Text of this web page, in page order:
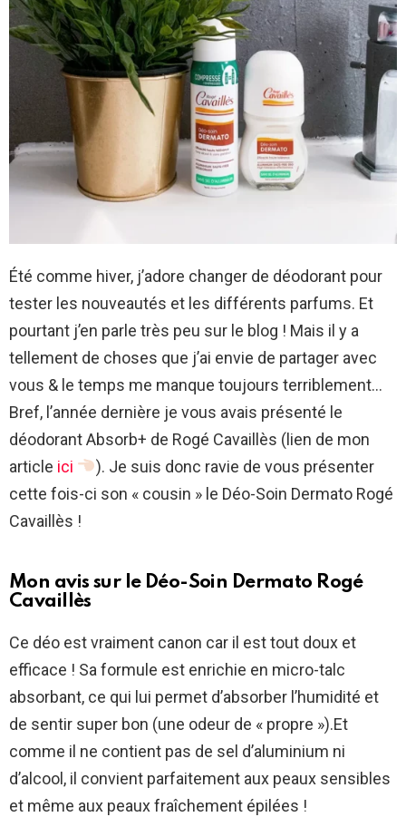
Été comme hiver, j’adore changer de déodorant pour
tester les nouveautés et les différents parfums. Et
pourtant j’en parle très peu sur le blog ! Mais il y a
tellement de choses que j’ai envie de partager avec
vous & le temps me manque toujours terriblement…
Bref, l’année dernière je vous avais présenté le
déodorant Absorb+ de Rogé Cavaillès (lien de mon
article ici
). Je suis donc ravie de vous présenter
cette fois-ci son « cousin » le Déo-Soin Dermato Rogé
Cavaillès !
Mon avis sur le Déo-Soin Dermato Rogé
Cavaillès
Ce déo est vraiment canon car il est tout doux et
efficace ! Sa formule est enrichie en micro-talc
absorbant, ce qui lui permet d’absorber l’humidité et
de sentir super bon (une odeur de « propre »).Et
comme il ne contient pas de sel d’aluminium ni
d’alcool, il convient parfaitement aux peaux sensibles
et même aux peaux fraîchement épilées !